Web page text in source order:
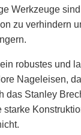
Werkzeuge
zu verhindern
robustes und
Nageleisen,
das Stanley
starke